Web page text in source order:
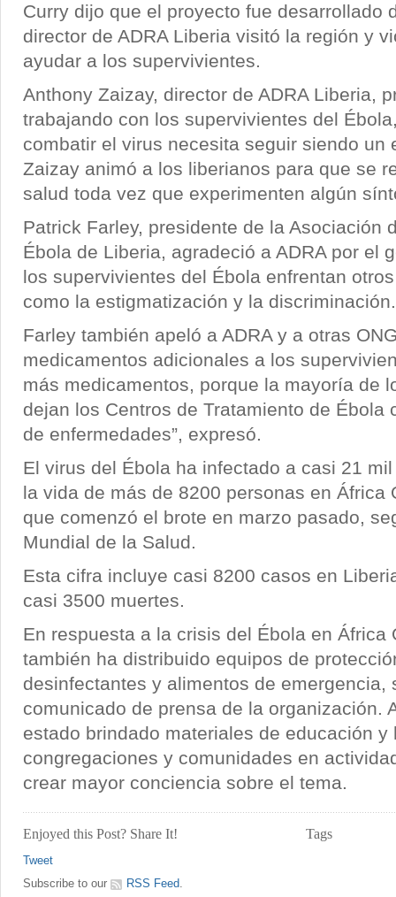
Curry dijo que el proyecto fue desarrollado
director de ADRA Liberia visitó la región y
ayudar a los supervivientes.
Anthony Zaizay, director de ADRA Liberia,
trabajando con los supervivientes del
combatir el virus necesita seguir siendo un
Zaizay animó a los liberianos para que se
salud toda vez que experimenten algún
Patrick Farley, presidente de la Asociación
Ébola de Liberia, agradeció a ADRA por el
los supervivientes del Ébola enfrentan
como la estigmatización y la discriminación.
Farley también apeló a ADRA y a otras
medicamentos adicionales a los
más medicamentos, porque la mayoría de
dejan los Centros de Tratamiento de Ébola
de enfermedades”, expresó.
El virus del Ébola ha infectado a casi 21
la vida de más de 8200 personas en África
que comenzó el brote en marzo pasado,
Mundial de la Salud.
Esta cifra incluye casi 8200 casos en
casi 3500 muertes.
En respuesta a la crisis del Ébola en África
también ha distribuido equipos de
desinfectantes y alimentos de emergencia,
comunicado de prensa de la organización.
estado brindado materiales de educación y
congregaciones y comunidades en
crear mayor conciencia sobre el tema.
Enjoyed this Post? Share It!
Tweet
Subscribe to our
RSS Feed.
Tags